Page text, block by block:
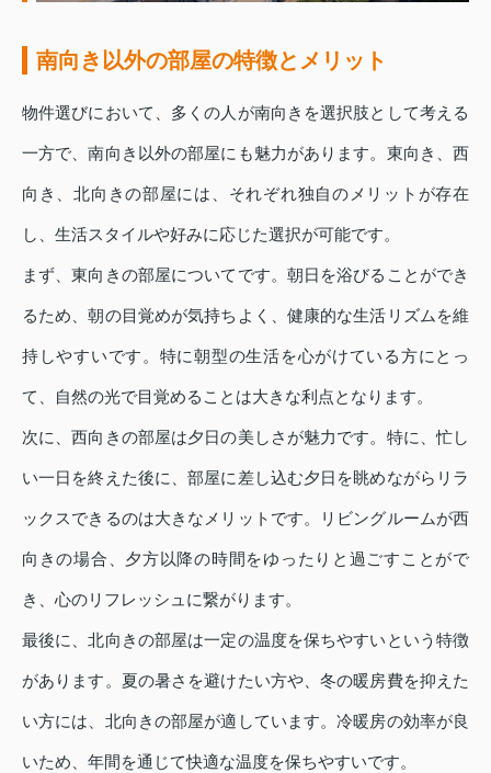
南向き以外の部屋の特徴とメリット
物件選びにおいて、多くの人が南向きを選択肢として考える
一方で、南向き以外の部屋にも魅力があります。東向き、西
向き、北向きの部屋には、それぞれ独自のメリットが存在
し、生活スタイルや好みに応じた選択が可能です。
まず、東向きの部屋についてです。朝日を浴びることができ
るため、朝の目覚めが気持ちよく、健康的な生活リズムを維
持しやすいです。特に朝型の生活を心がけている方にとっ
て、自然の光で目覚めることは大きな利点となります。
次に、西向きの部屋は夕日の美しさが魅力です。特に、忙し
い一日を終えた後に、部屋に差し込む夕日を眺めながらリラ
ックスできるのは大きなメリットです。リビングルームが西
向きの場合、夕方以降の時間をゆったりと過ごすことがで
き、心のリフレッシュに繋がります。
最後に、北向きの部屋は一定の温度を保ちやすいという特徴
があります。夏の暑さを避けたい方や、冬の暖房費を抑えた
い方には、北向きの部屋が適しています。冷暖房の効率が良
いため、年間を通じて快適な温度を保ちやすいです。